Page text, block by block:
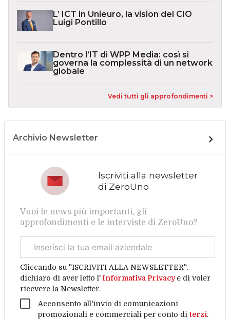
L’ ICT in Unieuro, la vision del CIO
Luigi Pontillo
Dentro l’IT di WPP Media: così si
governa la complessità di un network
globale
Vedi tutti gli approfondimenti >
Archivio Newsletter
Iscriviti alla newsletter
di ZeroUno
Vuoi le news più importanti, gli
approfondimenti e le interviste di ZeroUno?
aziendale
Cliccando su "ISCRIVITI ALLA NEWSLETTER",
dichiaro di aver letto l'Informativa Privacye di voler
ricevere la Newsletter.
Acconsento all'invio di comunicazioni
promozionali e commerciali per conto diterzi.